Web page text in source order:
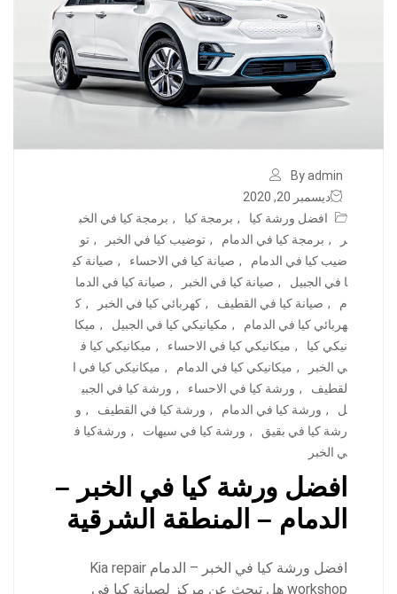
By admin
ديسمبر 20, 2020
افضل ورشة كيا
, برمجة كيا , برمجة كيا في الخب
ر
, برمجة كيا في الدمام , توضيب كيا في الخبر , تو
ضيب كيا في الدمام
, صيانة كيا في الاحساء , صيانة كي
ا في الجبيل
, صيانة كيا في الخبر , صيانة كيا في الدما
م
, صيانة كيا في القطيف , كهربائي كيا في الخبر , ك
هربائي كيا في الدمام
, مكيانيكي كيا في الجبيل , ميكا
نيكي كيا
, ميكانيكي كيا في الاحساء , ميكانيكي كيا ف
ي الخبر
, ميكانيكي كيا في الدمام , ميكانيكي كيا في ا
لقطيف
, ورشة كيا في الاحساء , ورشة كيا في الجبي
ل
, ورشة كيا في الدمام , ورشة كيا في القطيف , و
رشة كيا في بقيق
, ورشة كيا في سيهات , ورشةكيا ف
ي الخبر
افضل ورشة كيا في الخبر –
الدمام – المنطقة الشرقية
افضل ورشة كيا في الخبر – الدمام Kia repair
workshop هل تبحث عن مركز لصيانة كيا في